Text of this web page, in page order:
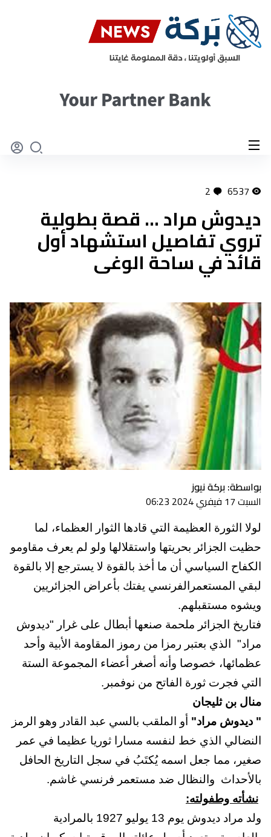
6537
2
ديدوش مراد ... قصة بطولية
تروي تفاصيل استشهاد أول
قائد في ساحة الوغى
بواسطة: بركة نيوز
السبت 17 فيفري 2024 06:23
لولا الثورة العظيمة التي قادها الثوار العظماء، لما
حظيت الجزائر بحريتها واستقلالها ولو لم يعرف مقاومو
الكفاح السياسي أن ما أخذ بالقوة لا يسترجع إلا بالقوة
لبقي المستعمرالفرنسي يفتك بأعراض الجزائريين
ويشوه مستقبلهم.
فتاريخ الجزائر ملحمة صنعها أبطال على غرار "ديدوش
مراد" الذي بعتبر رمزا من رموز المقاومة الأبية وأحد
عظمائها، خصوصا وأنه أصغر أعضاء المجموعة الستة
التي فجرت ثورة الفاتح من نوفمبر.
منال بن ثليجان
" ديدوش مراد" أو الملقب بالسي عبد القادر وهو الرمز
النضالي الذي خط لنفسه مسارا ثوريا عظيما في عمر
صغير، مما جعل اسمه يُكتَبُ في سجل التاريخ الحافل
بالأحداث والنظال ضد مستعمر فرنسي غاشم.
نشأته وطفولته:
ولد مراد ديدوش يوم 13 يوليو 1927 بالمرادية